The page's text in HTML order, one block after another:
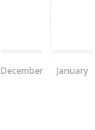
December January